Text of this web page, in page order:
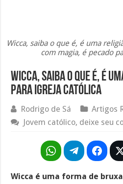
Wicca, saiba o que é, é uma
com magia, é pecado
Wicca, saiba o que é, é
para igreja católica
Rodrigo de Sá
Artigos
Jovem católico, deixe seu
Wicca é uma forma de